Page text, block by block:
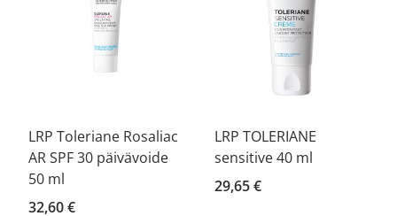
LRP Toleriane Rosaliac
AR SPF 30 päivävoide
50 ml
32,60 €
LRP TOLERIANE
sensitive 40 ml
29,65 €